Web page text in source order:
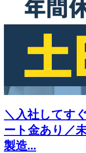
＼入社してす
ート金あり／
製造...